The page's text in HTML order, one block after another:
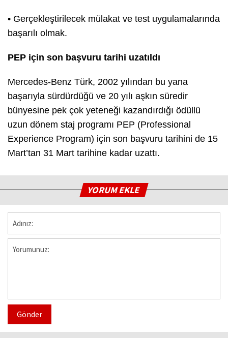
• Gerçekleştirilecek mülakat ve test uygulamalarında
başarılı olmak.
PEP için son başvuru tarihi uzatıldı
Mercedes-Benz Türk, 2002 yılından bu yana
başarıyla sürdürdüğü ve 20 yılı aşkın süredir
bünyesine pek çok yeteneği kazandırdığı ödüllü
uzun dönem staj programı PEP (Professional
Experience Program) için son başvuru tarihini de 15
Mart’tan 31 Mart tarihine kadar uzattı.
YORUM EKLE
Gönder